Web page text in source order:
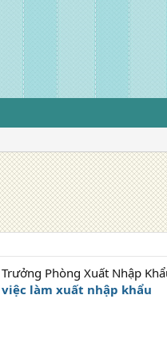
Phòng Xuất Nhập
làm xuất nhập khẩu